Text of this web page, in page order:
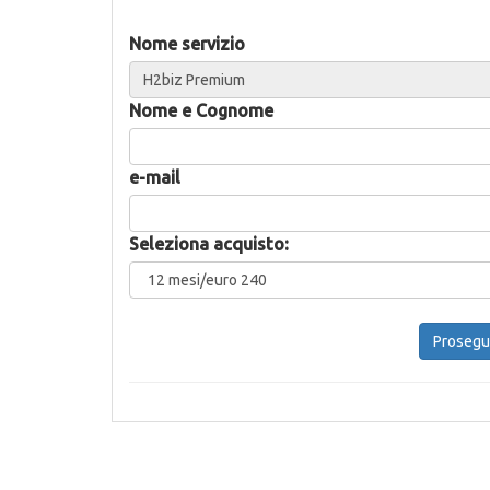
Nome servizio
Nome e Cognome
e-mail
Seleziona acquisto: